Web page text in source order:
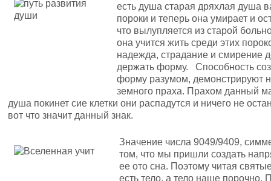
есть душа старая дряхлая душа
пороки и теперь она умирает и
что вылупляется из старой
она учится жить среди этих
надежда, страдание и смирение
держать форму. Способность
форму разумом, демонстрируют
земного праха. Прахом данный
душа покинет сие клетки они распадутся и ничего не
вот что значит данный знак.
Значение числа 9049/9409,
том, что мы пришли создать
ее ото сна. Поэтому читая
есть тело, а тело наше